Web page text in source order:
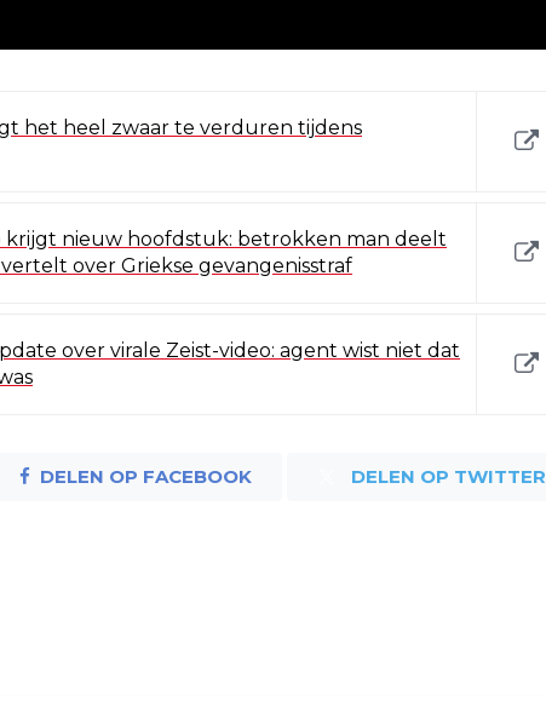
het heel zwaar te verduren tijdens
krijgt nieuw hoofdstuk: betrokken man deelt
over Griekse gevangenisstraf
over virale Zeist-video: agent wist niet dat
DELEN OP FACEBOOK DELEN OP TWITTER